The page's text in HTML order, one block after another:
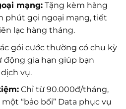
mạng:Tặng kèm hàng
phút gọi ngoại mạng, tiết
lạc hàng tháng.
gói cước thường có chu kỳ
động gia hạn giúp bạn
vụ.
Chỉ từ 90.000đ/tháng,
“bảo bối” Data phục vụ